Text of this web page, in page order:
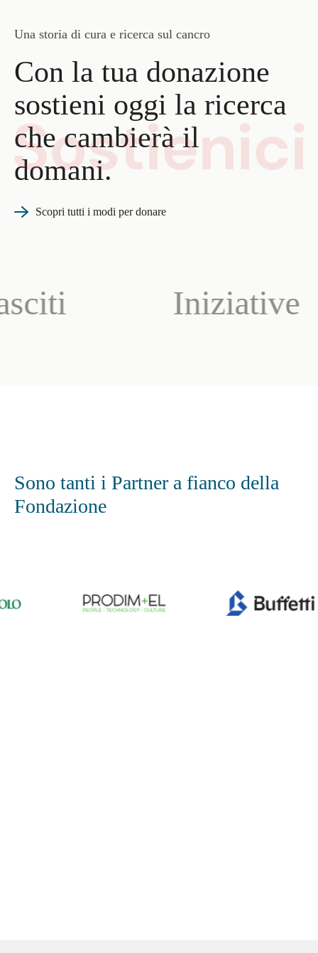
Una storia di cura e ricerca sul cancro
Con la tua donazione
sostieni oggi la ricerca
che cambierà il
domani.
Scopri tutti i modi per donare
Iniziative
Sono tanti i Partner a fianco della
Fondazione